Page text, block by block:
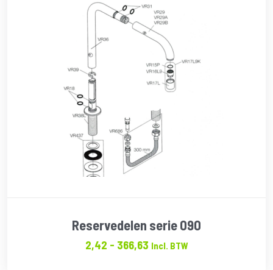
Reservedelen serie 090
2,42 - 366,63Prijsklasse:
Incl. BTW